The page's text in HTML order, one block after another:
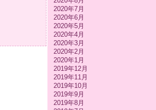
2020年7月
2020年6月
2020年5月
2020年4月
2020年3月
2020年2月
2020年1月
2019年12月
2019年11月
2019年10月
2019年9月
2019年8月